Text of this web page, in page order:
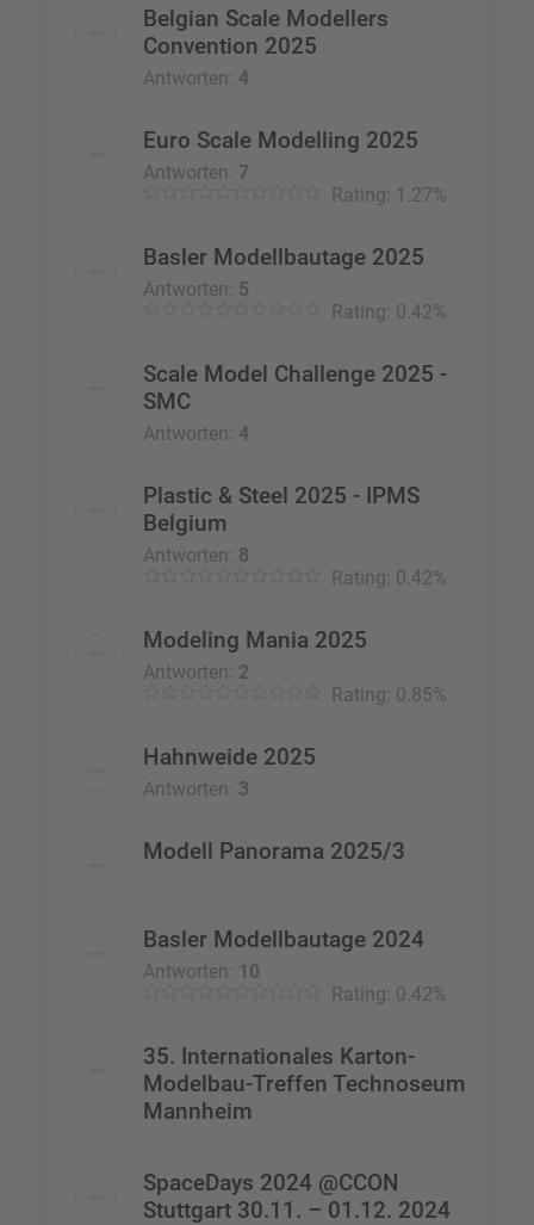
Belgian Scale Modellers
Convention 2025
Antworten: 4
Euro Scale Modelling 2025
Antworten: 7
Rating: 1.27%
Basler Modellbautage 2025
Antworten: 5
Rating: 0.42%
Scale Model Challenge 2025 -
SMC
Antworten: 4
Plastic & Steel 2025 - IPMS
Belgium
Antworten: 8
Rating: 0.42%
Modeling Mania 2025
Antworten: 2
Rating: 0.85%
Hahnweide 2025
Antworten: 3
Modell Panorama 2025/3
Basler Modellbautage 2024
Antworten:
10
Rating: 0.42%
35. Internationales Karton-
Modelbau-Treffen Technoseum
Mannheim
SpaceDays 2024 @CCON
Stuttgart 30.11. – 01.12. 2024